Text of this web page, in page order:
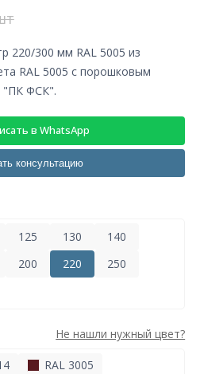
RAL 5005 с порошковым
"ПК ФСК".
в WhatsApp
консультацию
125 130
140
200 220
250
Не нашли нужный цвет?
RAL 3005